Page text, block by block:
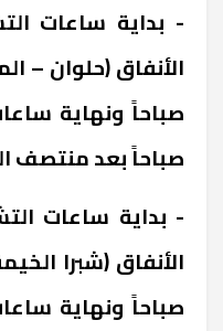
- بداية ساعات
صباحاً بعد منتصف
- بداية ساعات